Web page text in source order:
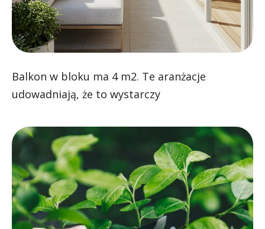
Balkon w bloku ma 4 m2. Te aranżacje
udowadniają, że to wystarczy